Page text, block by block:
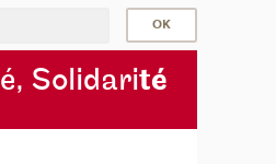
é, Solidarité